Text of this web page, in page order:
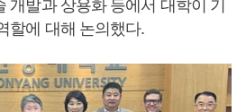
개발과 상용화 등에서 대학이 기
할에 대해 논의했다.